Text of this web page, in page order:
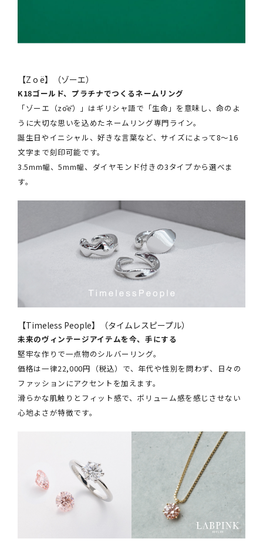
【Z o ë】（ゾーエ）
K18ゴールド、プラチナでつくるネームリング
「ゾーエ（zōē）」はギリシャ語で「生命」を意味し、命のよ
うに大切な思いを込めたネームリング専門ライン。
誕生日やイニシャル、好きな言葉など、サイズによって8～16
文字まで刻印可能です。
3.5mm幅、5mm幅、ダイヤモンド付きの3タイプから選べま
す。
【Timeless People】（タイムレスピープル）
未来のヴィンテージアイテムを今、手にする
堅牢な作りで一点物のシルバーリング。
価格は一律22,000円（税込）で、年代や性別を問わず、日々の
ファッションにアクセントを加えます。
滑らかな肌触りとフィット感で、ボリューム感を感じさせない
心地よさが特徴です。